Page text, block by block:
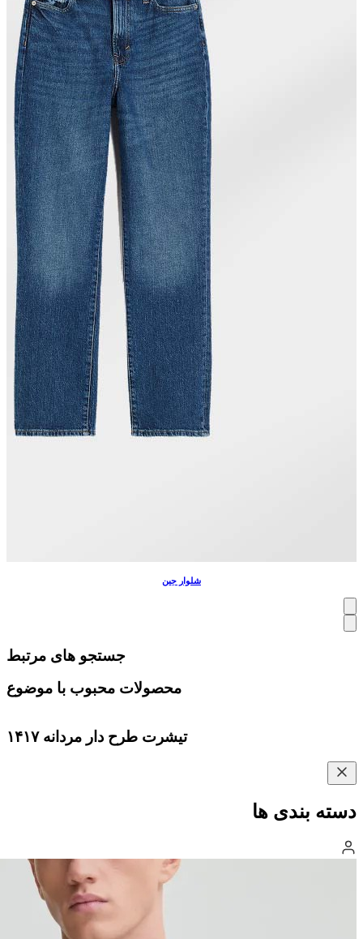
شلوار جین
جستجو های مرتبط
محصولات محبوب با موضوع
تیشرت طرح دار مردانه ۱۴۱۷
دسته بندی ها